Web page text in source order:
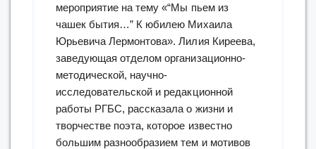
мероприятие на тему «“Мы пьем из
чашек бытия…” К юбилею Михаила
Юрьевича Лермонтова». Лилия Киреева,
заведующая отделом организационно-
методической, научно-
исследовательской и редакционной
работы РГБС, рассказала о жизни и
творчестве поэта, которое известно
большим разнообразием тем и мотивов